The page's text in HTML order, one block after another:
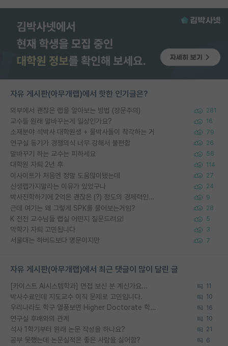
자유 게시판(아무개랩)에서 핫한 인기글은?
외부에서 괜찮은 랩을 알아보는 방법 (장문주의) 281
교수들 원래 말바꾸는게 일상인가요? 16
소재분야 석박사 대학원생 + 물박사들이 착각하는 거 79
연구실 동기가 경쟁의식 너무 강해서 불편함 26
말바꾸기 하는 교수는 피하세요 56
대학원 자퇴 2년 후 114
이사이트가 처음엔 정말 도움많이됐는데 27
신생랩가지말라는 이유가 있었구나 24
박사진학하기에 2억은 괜찮은 (?) 정도의 경제력인가요 9
근데 여기는 왜 그렇게 SPK를 물어보는거임? 28
K 전전 교수님들 랩실 어떤지 질문드려요! 5
막학기 자퇴 고민됩니다 3
서울대는 하버드보다 명문이지만 7
자유 게시판(아무개랩)에서 최근 댓글이 많이 달린 글
[카이스트 AI시스템학과] 면접 보신 분 계신가요... 11
박사수료인데 지도교수 이직 문제로 고민입니다. 10
우리나라도 학구 열풍보면 Higher Doctorate 학위가 필요하다고 봅니다. 16
연구실 후배와의 관계 10
석사 1학기부터 원래 논문 작성을 하나요? 21
공부 못했는데 논문실적은 좋은 사람을 싫어함? 6